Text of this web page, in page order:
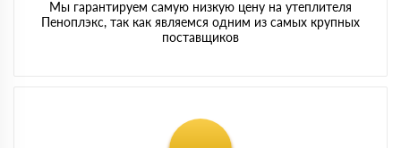
Мы гарантируем самую низкую цену на утеплителя
Пеноплэкс, так как являемся одним из самых крупных
поставщиков